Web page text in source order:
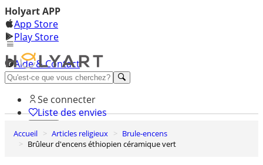
Holyart APP
App Store
Play Store
Aide & Contact
Découvrez Premium
Se connecter
Liste des envies
0
Panier
Accueil Articles religieux
Brule-encens
Brûleur d'encens éthiopien céramique vert